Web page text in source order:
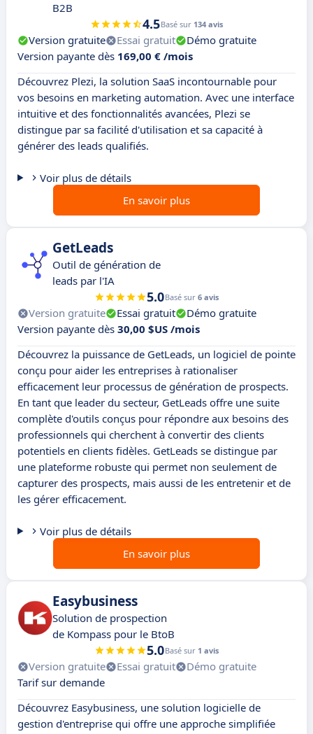
B2B
4.5Basé sur 134 avis
Version gratuite Essai gratuit
Démo gratuite
Version payante dès 169,00 € /mois
Découvrez Plezi, la solution SaaS incontournable pour
vos besoins en marketing automation. Avec une interface
intuitive et des fonctionnalités avancées, Plezi se
distingue par sa facilité d'utilisation et sa capacité à
générer des leads qualifiés.
Voir plus de détails
En savoir plus
GetLeads
Outil de génération de
leads par l'IA
5.0Basé sur 6 avis
Version gratuite Essai gratuit
Démo gratuite
Version payante dès 30,00 $US /mois
Découvrez la puissance de GetLeads, un logiciel de pointe
conçu pour aider les entreprises à rationaliser
efficacement leur processus de génération de prospects.
En tant que leader du secteur, GetLeads offre une suite
complète d'outils conçus pour répondre aux besoins des
professionnels qui cherchent à convertir des clients
potentiels en clients fidèles. GetLeads se distingue par
une plateforme robuste qui permet non seulement de
capturer des prospects, mais aussi de les entretenir et de
les gérer efficacement.
Voir plus de détails
En savoir plus
Easybusiness
Solution de prospection
de Kompass pour le BtoB
5.0Basé sur 1 avis
Version gratuite Essai gratuit
Démo gratuite
Tarif sur demande
Découvrez Easybusiness, une solution logicielle de
gestion d'entreprise qui offre une approche simplifiée